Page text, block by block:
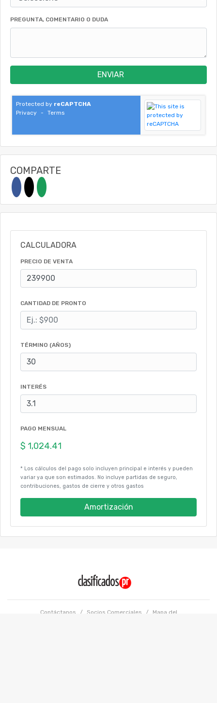
PREGUNTA, COMENTARIO O DUDA
ENVIAR
Protected by reCAPTCHA
Privacy
- Terms
COMPARTE
CALCULADORA
PRECIO DE VENTA
CANTIDAD DE PRONTO
TÉRMINO (AÑOS)
INTERÉS
PAGO MENSUAL
* Los cálculos del pago solo incluyen principal e interés y pueden
variar ya que son estimados. No incluye partidas de seguro,
contribuciones, gastos de cierre y otros gastos
Amortización
Contáctanos / Socios Comerciales /
Mapa del